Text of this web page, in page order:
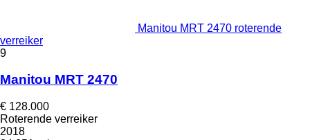
Manitou MRT 2470 roterende
verreiker
9
Manitou MRT 2470
€ 128.000
Roterende verreiker
2018